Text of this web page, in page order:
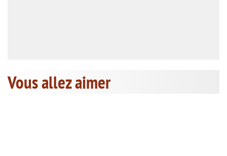
Vous allez aimer